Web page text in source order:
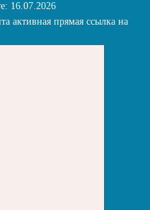
16.07.2026
активная прямая ссылка на